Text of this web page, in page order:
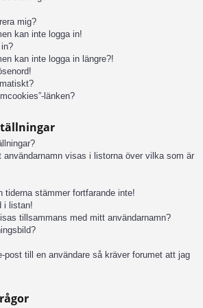
mig?
kan inte logga in!
kan inte logga in längre?!
länken?
användarnamn visas i listorna över vilka som är
tiderna stämmer fortfarande inte!
i listan!
tillsammans med mitt användarnamn?
post till en användare så kräver forumet att jag